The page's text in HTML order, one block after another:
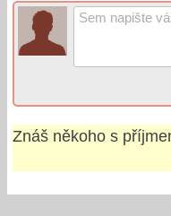
Znáš někoho s